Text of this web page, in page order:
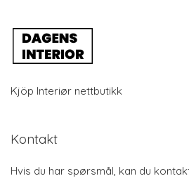
Kjöp Interiør nettbutikk
Kontakt
Hvis du har spørsmål, kan du